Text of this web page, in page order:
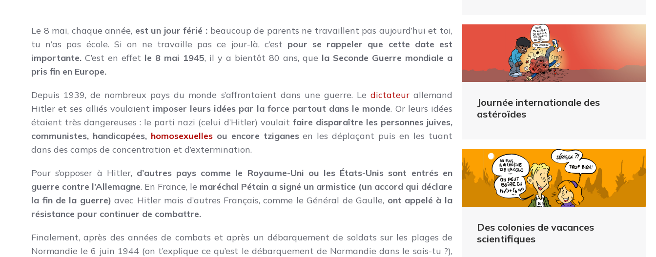
Journée internationale des
astéroïdes
Des colonies de vacances
scientifiques
Le 8 mai, chaque année, est un jour férié : beaucoup de parents ne travaillent pas aujourd’hui et toi,
tu n’as pas école. Si on ne travaille pas ce jour-là, c’est pour se rappeler que cette date est
importante. C’est en effet le 8 mai 1945, il y a bientôt 80 ans, que la Seconde Guerre mondiale a
pris fin en Europe.
Depuis 1939, de nombreux pays du monde s’affrontaient dans une guerre. Le dictateurallemand
Hitler et ses alliés voulaient imposer leurs idées par la force partout dans le monde. Or leurs idées
étaient très dangereuses : le parti nazi (celui d’Hitler) voulait faire disparaître les personnes juives,
communistes, handicapées, homosexuellesou encore tziganesen les déplaçant puis en les tuant
dans des camps de concentration et d’extermination.
Pour s’opposer à Hitler, d’autres pays comme le Royaume-Uni ou les États-Unis sont entrés en
guerre contre l’Allemagne. En France, le maréchal Pétain a signé un armistice (un accord qui déclare
la fin de la guerre) avec Hitler mais d’autres Français, comme le Général de Gaulle, ont appelé à la
résistance pour continuer de combattre.
Finalement, après des années de combats et après un débarquement de soldats sur les plages de
Normandie le 6 juin 1944 (on t’explique ce qu’est le débarquement de Normandie dans le sais-tu ?),